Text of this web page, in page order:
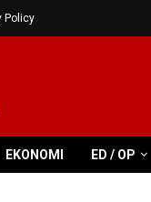
Policy
EKONOMI ED / OP